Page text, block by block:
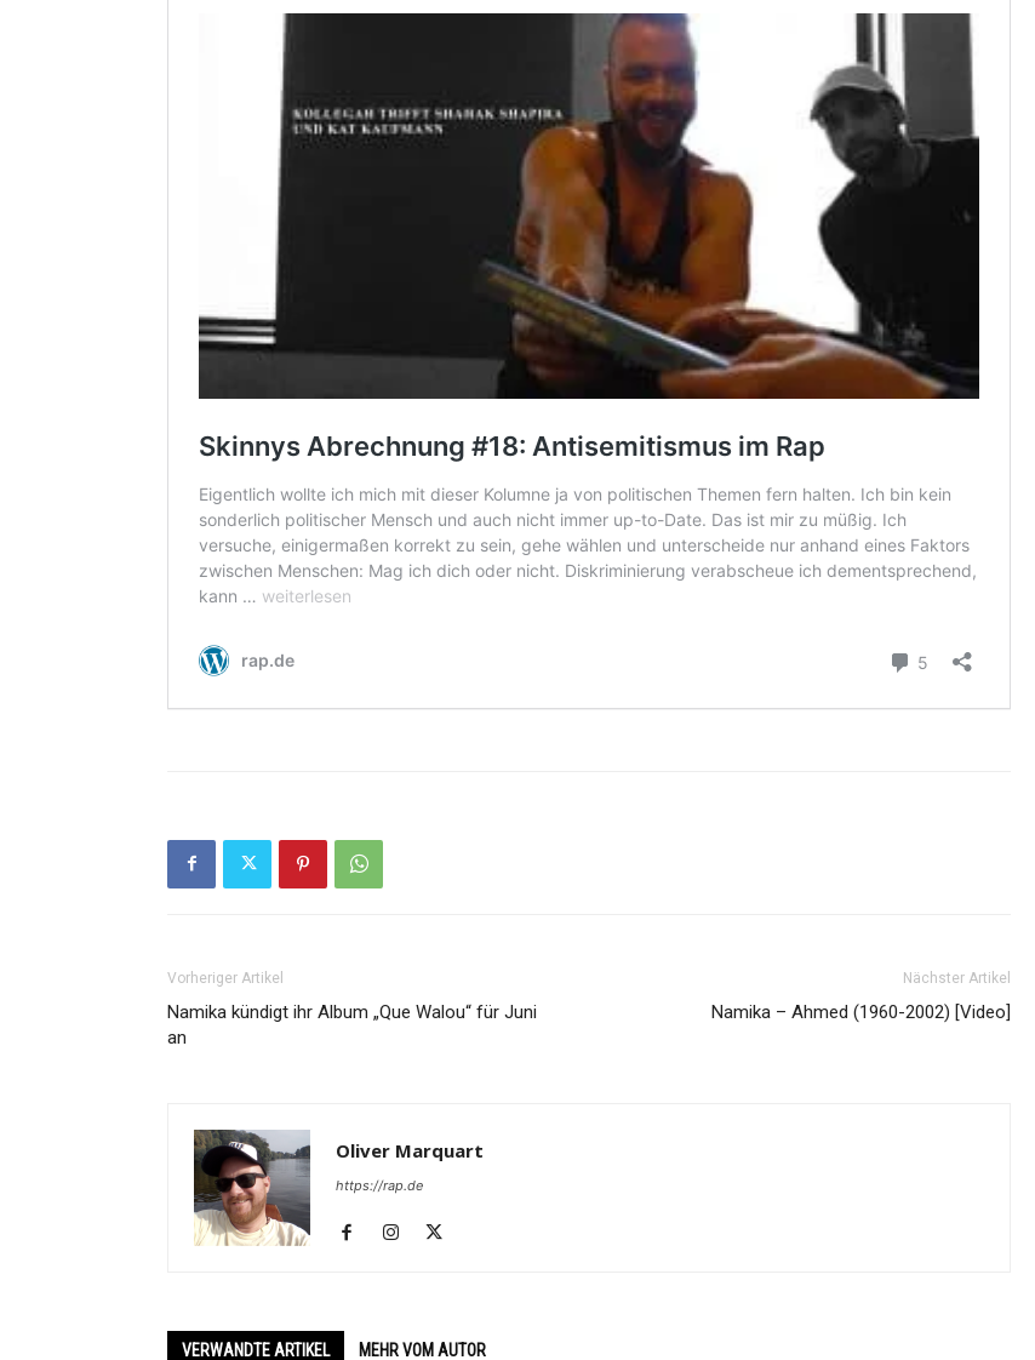
Vorheriger Artikel
Namika kündigt ihr Album „Que Walou“ für Juni
an
Nächster Artikel
Namika – Ahmed (1960-2002) [Video]
Oliver Marquart
https://rap.de
VERWANDTE ARTIKEL MEHR VOM AUTOR